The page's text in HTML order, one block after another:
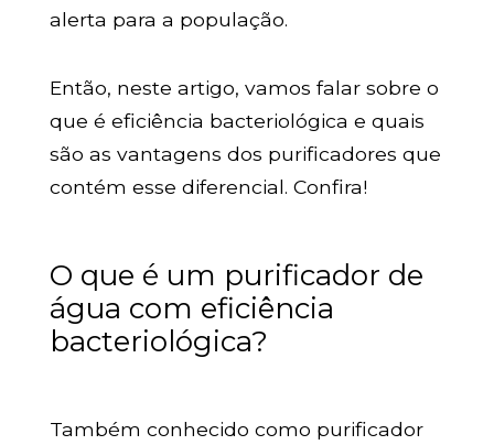
alerta para a população.
Então, neste artigo, vamos falar sobre o
que é eficiência bacteriológica e quais
são as vantagens dos purificadores que
contém esse diferencial. Confira!
O que é um purificador de
água com eficiência
bacteriológica?
Também conhecido como purificador